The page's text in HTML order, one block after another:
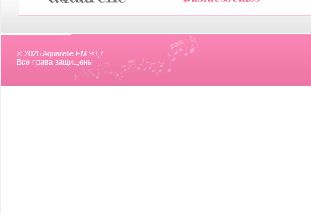
© 2026 Aquarelle FM 90,7
Все права защищены